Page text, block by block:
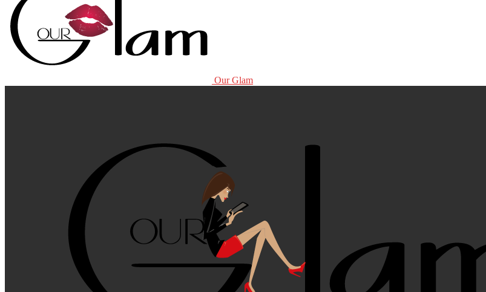
Our Glam